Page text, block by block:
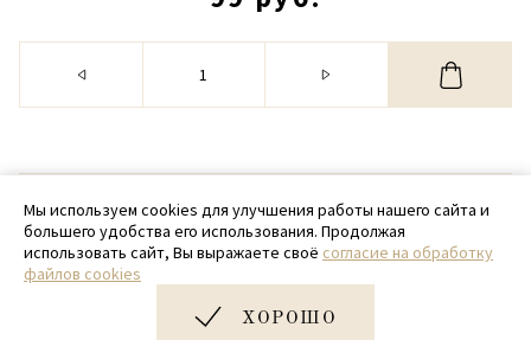
© 2020 - 2026 SamPack
+ 7 (918) 699-97-87
zakaz@sampack.store
Мы используем cookies для улучшения работы нашего сайта и
большего удобства его использования. Продолжая
использовать сайт, Вы выражаете своё согласие на обработку
файлов cookies
ХОРОШО